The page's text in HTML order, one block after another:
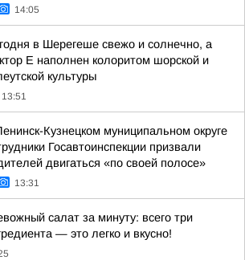
14:05
в Шерегеше свежо и солнечно, а
Е наполнен колоритом шорской и
культуры
13:51
Кузнецком муниципальном округе
Госавтоинспекции призвали
двигаться «по своей полосе»
13:31
салат за минуту: всего три
— это легко и вкусно!